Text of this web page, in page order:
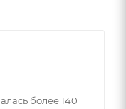
более 140